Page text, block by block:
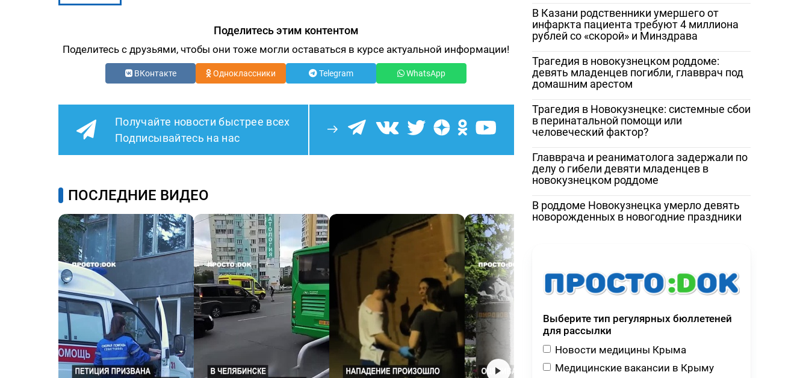
Поделитесь этим контентом
Поделитесь с друзьями, чтобы они тоже могли оставаться в курсе актуальной информации!
ВКонтакте Одноклассники Telegram WhatsApp
Получайте новости быстрее всех
Подписывайтесь на нас
ПОСЛЕДНИЕ ВИДЕО
В Казани родственники умершего от
инфаркта пациента требуют 4 миллиона
рублей со «скорой» и Минздрава
Трагедия в новокузнецком роддоме:
девять младенцев погибли, главврач под
домашним арестом
Трагедия в Новокузнецке: системные сбои
в перинатальной помощи или
человеческий фактор?
Главврача и реаниматолога задержали по
делу о гибели девяти младенцев в
новокузнецком роддоме
В роддоме Новокузнецка умерло девять
новорожденных в новогодние праздники
Выберите тип регулярных бюллетеней
для рассылки
Новости медицины Крыма
Медицинские вакансии в Крыму